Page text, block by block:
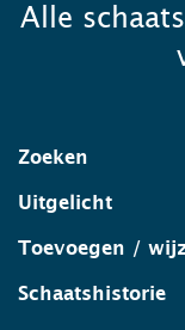
Alle
Zoeken
Uitgelicht
Toevoegen /
Schaatshistorie